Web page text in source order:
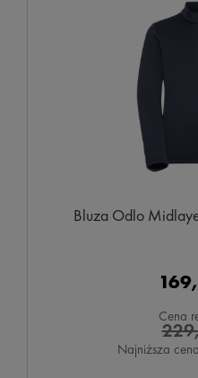
Bluza Odlo
Cena
Najniższa